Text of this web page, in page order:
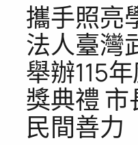
攜手照亮
法人臺灣
舉辦115
獎典禮
民間善力